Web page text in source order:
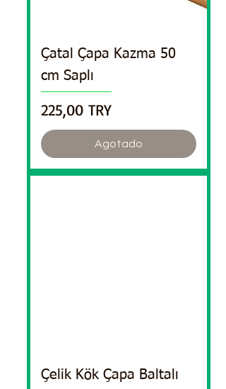
Çatal Çapa Kazma 50
cm Saplı
Precio
225,00 TRY
Agotado
Çelik Kök Çapa Baltalı